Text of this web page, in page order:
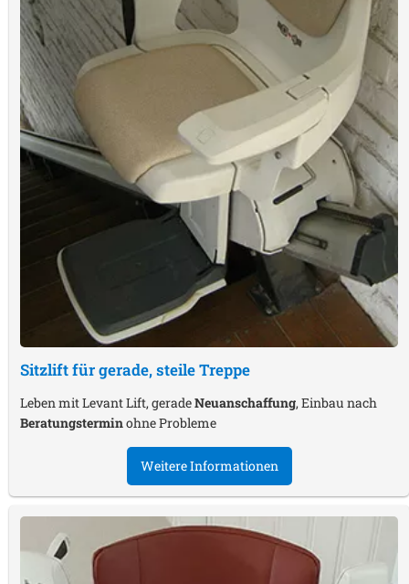
Sitzlift für gerade, steile Treppe
Leben mit Levant Lift, geradeNeuanschaffung, Einbau nach
Beratungsterminohne Probleme
Weitere Informationen